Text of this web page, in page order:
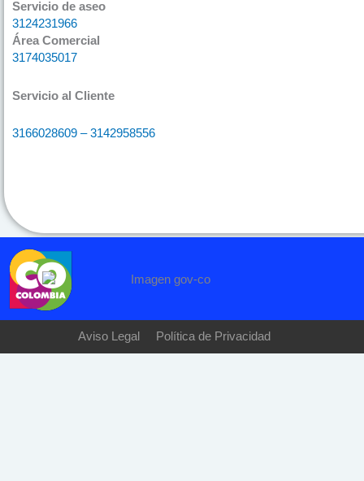
Servicio de aseo
3124231966
Área Comercial
3174035017
Servicio al Cliente
3166028609 – 3142958556
Aviso Legal Política de Privacidad